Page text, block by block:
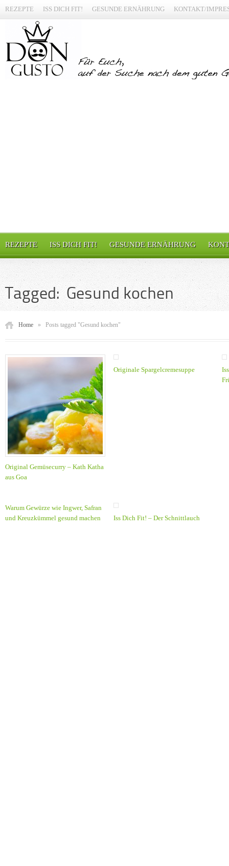
REZEPTE ISS DICH FIT! GESUNDE ERNÄHRUNG KONTAKT/
REZEPTE ISS DICH FIT! GESUNDE ERNÄHRUNG
Tagged: Gesund kochen
Home » Posts tagged "Gesund kochen"
Original Gemüsecurry – Kath Katha
aus Goa
Originale Spargelcremesuppe
Warum Gewürze wie Ingwer, Safran
und Kreuzkümmel gesund machen
Iss Dich Fit! – Der Schnittlauch